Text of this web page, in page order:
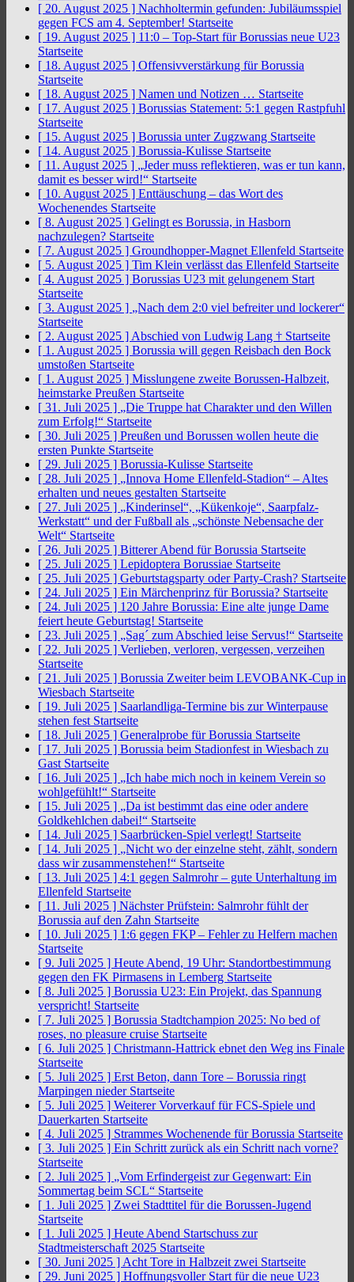
[ 20. August 2025 ] Nachholtermin gefunden: Jubiläumsspiel
gegen FCS am 4. September! Startseite
[ 19. August 2025 ] 11:0 – Top-Start für Borussias neue U23
Startseite
[ 18. August 2025 ] Offensivverstärkung für Borussia
Startseite
[ 18. August 2025 ] Namen und Notizen … Startseite
[ 17. August 2025 ] Borussias Statement: 5:1 gegen Rastpfuhl
Startseite
[ 15. August 2025 ] Borussia unter Zugzwang Startseite
[ 14. August 2025 ] Borussia-Kulisse Startseite
[ 11. August 2025 ] „Jeder muss reflektieren, was er tun kann,
damit es besser wird!“ Startseite
[ 10. August 2025 ] Enttäuschung – das Wort des
Wochenendes Startseite
[ 8. August 2025 ] Gelingt es Borussia, in Hasborn
nachzulegen? Startseite
[ 7. August 2025 ] Groundhopper-Magnet Ellenfeld Startseite
[ 5. August 2025 ] Tim Klein verlässt das Ellenfeld Startseite
[ 4. August 2025 ] Borussias U23 mit gelungenem Start
Startseite
[ 3. August 2025 ] „Nach dem 2:0 viel befreiter und lockerer“
Startseite
[ 2. August 2025 ] Abschied von Ludwig Lang † Startseite
[ 1. August 2025 ] Borussia will gegen Reisbach den Bock
umstoßen Startseite
[ 1. August 2025 ] Misslungene zweite Borussen-Halbzeit,
heimstarke Preußen Startseite
[ 31. Juli 2025 ] „Die Truppe hat Charakter und den Willen
zum Erfolg!“ Startseite
[ 30. Juli 2025 ] Preußen und Borussen wollen heute die
ersten Punkte Startseite
[ 29. Juli 2025 ] Borussia-Kulisse Startseite
[ 28. Juli 2025 ] „Innova Home Ellenfeld-Stadion“ – Altes
erhalten und neues gestalten Startseite
[ 27. Juli 2025 ] „Kinderinsel“, „Kükenkoje“, Saarpfalz-
Werkstatt“ und der Fußball als „schönste Nebensache der
Welt“ Startseite
[ 26. Juli 2025 ] Bitterer Abend für Borussia Startseite
[ 25. Juli 2025 ] Lepidoptera Borussiae Startseite
[ 25. Juli 2025 ] Geburtstagsparty oder Party-Crash? Startseite
[ 24. Juli 2025 ] Ein Märchenprinz für Borussia? Startseite
[ 24. Juli 2025 ] 120 Jahre Borussia: Eine alte junge Dame
feiert heute Geburtstag! Startseite
[ 23. Juli 2025 ] „Sag´ zum Abschied leise Servus!“ Startseite
[ 22. Juli 2025 ] Verlieben, verloren, vergessen, verzeihen
Startseite
[ 21. Juli 2025 ] Borussia Zweiter beim LEVOBANK-Cup in
Wiesbach Startseite
[ 19. Juli 2025 ] Saarlandliga-Termine bis zur Winterpause
stehen fest Startseite
[ 18. Juli 2025 ] Generalprobe für Borussia Startseite
[ 17. Juli 2025 ] Borussia beim Stadionfest in Wiesbach zu
Gast Startseite
[ 16. Juli 2025 ] „Ich habe mich noch in keinem Verein so
wohlgefühlt!“ Startseite
[ 15. Juli 2025 ] „Da ist bestimmt das eine oder andere
Goldkehlchen dabei!“ Startseite
[ 14. Juli 2025 ] Saarbrücken-Spiel verlegt! Startseite
[ 14. Juli 2025 ] „Nicht wo der einzelne steht, zählt, sondern
dass wir zusammenstehen!“ Startseite
[ 13. Juli 2025 ] 4:1 gegen Salmrohr – gute Unterhaltung im
Ellenfeld Startseite
[ 11. Juli 2025 ] Nächster Prüfstein: Salmrohr fühlt der
Borussia auf den Zahn Startseite
[ 10. Juli 2025 ] 1:6 gegen FKP – Fehler zu Helfern machen
Startseite
[ 9. Juli 2025 ] Heute Abend, 19 Uhr: Standortbestimmung
gegen den FK Pirmasens in Lemberg Startseite
[ 8. Juli 2025 ] Borussia U23: Ein Projekt, das Spannung
verspricht! Startseite
[ 7. Juli 2025 ] Borussia Stadtchampion 2025: No bed of
roses, no pleasure cruise Startseite
[ 6. Juli 2025 ] Christmann-Hattrick ebnet den Weg ins Finale
Startseite
[ 5. Juli 2025 ] Erst Beton, dann Tore – Borussia ringt
Marpingen nieder Startseite
[ 5. Juli 2025 ] Weiterer Vorverkauf für FCS-Spiele und
Dauerkarten Startseite
[ 4. Juli 2025 ] Strammes Wochenende für Borussia Startseite
[ 3. Juli 2025 ] Ein Schritt zurück als ein Schritt nach vorne?
Startseite
[ 2. Juli 2025 ] „Vom Erfindergeist zur Gegenwart: Ein
Sommertag beim SCL“ Startseite
[ 1. Juli 2025 ] Zwei Stadttitel für die Borussen-Jugend
Startseite
[ 1. Juli 2025 ] Heute Abend Startschuss zur
Stadtmeisterschaft 2025 Startseite
[ 30. Juni 2025 ] Acht Tore in Halbzeit zwei Startseite
[ 29. Juni 2025 ] Hoffnungsvoller Start für die neue U23